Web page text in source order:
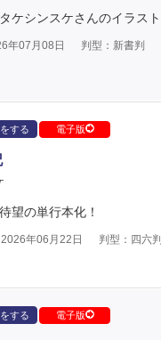
ケシンスケさんのイラスト
年07月08日 判型：新書判
する 電子版
望の単行本化！
年06月22日 判型：四六判
する 電子版